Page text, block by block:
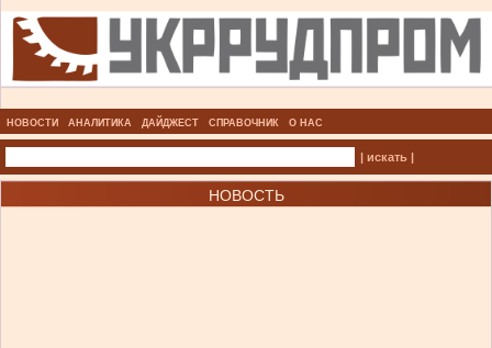
НОВОСТИ АНАЛИТИКА ДАЙДЖЕСТ СПРАВОЧНИК О НАС
| искать |
НОВОСТЬ